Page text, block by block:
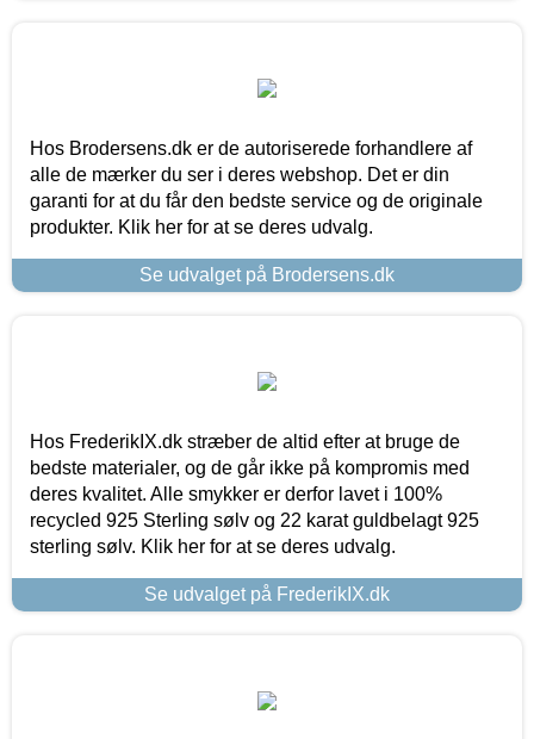
Hos Brodersens.dk er de autoriserede forhandlere af
alle de mærker du ser i deres webshop. Det er din
garanti for at du får den bedste service og de originale
produkter. Klik her for at se deres udvalg.
Se udvalget på Brodersens.dk
Hos FrederikIX.dk stræber de altid efter at bruge de
bedste materialer, og de går ikke på kompromis med
deres kvalitet. Alle smykker er derfor lavet i 100%
recycled 925 Sterling sølv og 22 karat guldbelagt 925
sterling sølv. Klik her for at se deres udvalg.
Se udvalget på FrederikIX.dk